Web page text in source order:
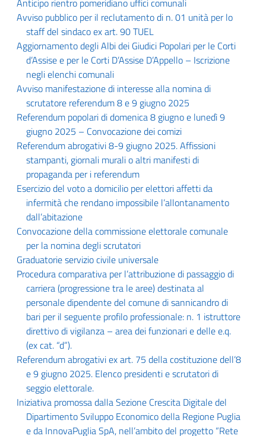
Anticipo rientro pomeridiano uffici comunali
Avviso pubblico per il reclutamento di n. 01 unità per lo
staff del sindaco ex art. 90 TUEL
Aggiornamento degli Albi dei Giudici Popolari per le Corti
d’Assise e per le Corti D’Assise D’Appello – Iscrizione
negli elenchi comunali
Avviso manifestazione di interesse alla nomina di
scrutatore referendum 8 e 9 giugno 2025
Referendum popolari di domenica 8 giugno e lunedì 9
giugno 2025 – Convocazione dei comizi
Referendum abrogativi 8-9 giugno 2025. Affissioni
stampanti, giornali murali o altri manifesti di
propaganda per i referendum
Esercizio del voto a domicilio per elettori affetti da
infermità che rendano impossibile l’allontanamento
dall’abitazione
Convocazione della commissione elettorale comunale
per la nomina degli scrutatori
Graduatorie servizio civile universale
Procedura comparativa per l’attribuzione di passaggio di
carriera (progressione tra le aree) destinata al
personale dipendente del comune di sannicandro di
bari per il seguente profilo professionale: n. 1 istruttore
direttivo di vigilanza – area dei funzionari e delle e.q.
(ex cat. “d”).
Referendum abrogativi ex art. 75 della costituzione dell’8
e 9 giugno 2025. Elenco presidenti e scrutatori di
seggio elettorale.
Iniziativa promossa dalla Sezione Crescita Digitale del
Dipartimento Sviluppo Economico della Regione Puglia
e da InnovaPuglia SpA, nell’ambito del progetto “Rete